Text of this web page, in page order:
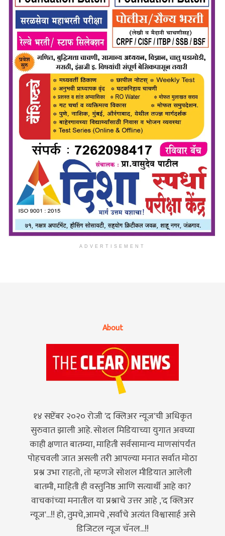
ADVERTISEMENT
About
१४ सप्टेंबर २०२० रोजी 'द क्लिअर न्यूज'ची अधिकृत
सुरुवात झाली आहे. सोशल मिडियाच्या युगात अवघ्या
काही क्षणात बातम्या, माहिती सर्वसामान्य माणसांपर्यंत
पोहचवली जात असली तरी आपल्या मनात सर्वात मोठा
प्रश्न उभा राहतो, तो म्हणजे सोशल मीडियात आलेली
बातमी, माहिती ही वस्तुनिष्ठ आणि सत्यार्थी आहे का?
वाचकांच्या मनातील या प्रश्नाचे उत्तर आहे ,'द क्लिअर
न्यूज'...!! हो, तुमचे,आमचे ,सर्वांचे अत्यंत विश्वासार्ह असे
डिजिटल न्यूज चॅनल...!!